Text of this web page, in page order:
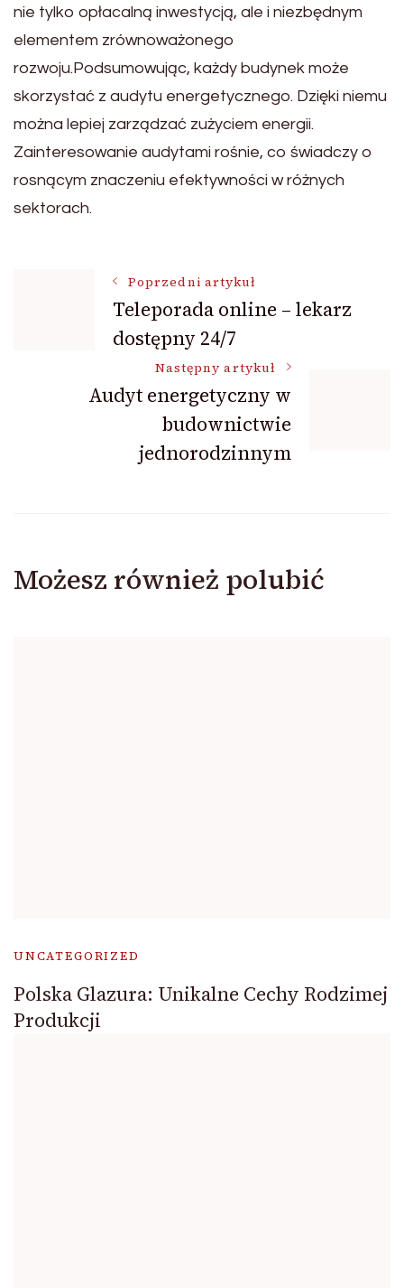
nie tylko opłacalną inwestycją, ale i niezbędnym
elementem zrównoważonego
rozwoju.Podsumowując, każdy budynek może
skorzystać z audytu energetycznego. Dzięki niemu
można lepiej zarządzać zużyciem energii.
Zainteresowanie audytami rośnie, co świadczy o
rosnącym znaczeniu efektywności w różnych
sektorach.
Nawigacja
wpisu
Poprzedni artykuł
Teleporada online – lekarz
dostępny 24/7
Następny artykuł
Audyt energetyczny w
budownictwie
jednorodzinnym
Możesz również polubić
UNCATEGORIZED
Polska Glazura: Unikalne Cechy Rodzimej
Produkcji